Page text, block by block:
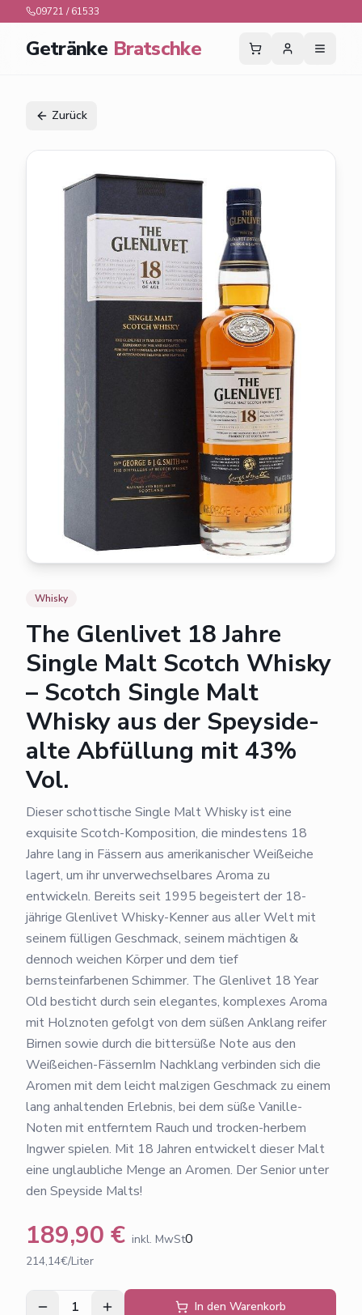
09721 / 61533
Getränke Bratschke
Zurück
Whisky
The Glenlivet 18 Jahre
Single Malt Scotch Whisky
– Scotch Single Malt
Whisky aus der Speyside-
alte Abfüllung mit 43%
Vol.
Dieser schottische Single Malt Whisky ist eine
exquisite Scotch-Komposition, die mindestens 18
Jahre lang in Fässern aus amerikanischer Weißeiche
lagert, um ihr unverwechselbares Aroma zu
entwickeln. Bereits seit 1995 begeistert der 18-
jährige Glenlivet Whisky-Kenner aus aller Welt mit
seinem fülligen Geschmack, seinem mächtigen &
dennoch weichen Körper und dem tief
bernsteinfarbenen Schimmer. The Glenlivet 18 Year
Old besticht durch sein elegantes, komplexes Aroma
mit Holznoten gefolgt von dem süßen Anklang reifer
Birnen sowie durch die bittersüße Note aus den
Weißeichen-FässernIm Nachklang verbinden sich die
Aromen mit dem leicht malzigen Geschmack zu einem
lang anhaltenden Erlebnis, bei dem süße Vanille-
Noten mit entferntem Rauch und trocken-herbem
Ingwer spielen. Mit 18 Jahren entwickelt dieser Malt
eine unglaubliche Menge an Aromen. Der Senior unter
den Speyside Malts!
189,90 € inkl. MwSt0
214,14€/Liter
1 In den Warenkorb